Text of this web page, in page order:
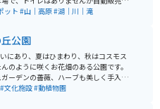
ります。ここから少し走れば吞吐(どん
ット#山｜高原#湖｜川｜滝
公園
にあり、夏はひまわり、秋はコスモス
のように咲くお花畑のある公園です。
ーデンの薔薇、ハーブも美しく手入れ
ります。 市民の憩いの場所に
#文化施設#動植物園